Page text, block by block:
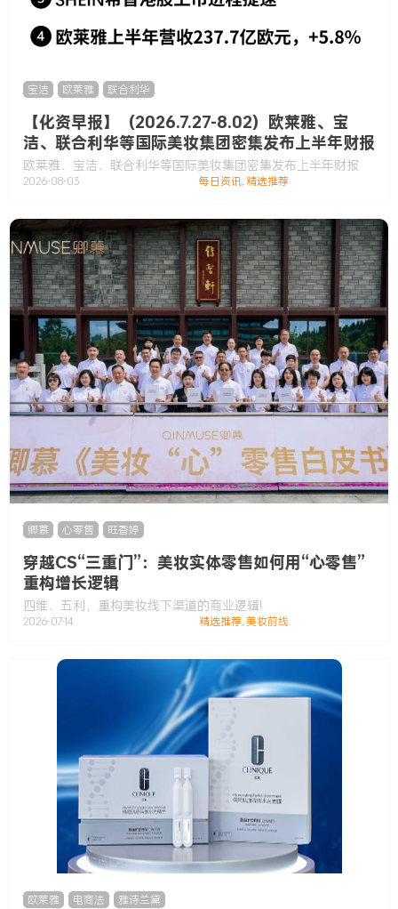
宝洁 欧莱雅 联合利华
【化资早报】（2026.7.27-8.02）欧莱雅、宝
洁、联合利华等国际美妆集团密集发布上半年财报
欧莱雅、宝洁、联合利华等国际美妆集团密集发布上半年财报
2026-08-03 每日资讯,精选推荐
卿慕 心零售 旺香婷
穿越CS“三重门”：美妆实体零售如何用“心零售”
重构增长逻辑
四维、五利，重构美妆线下渠道的商业逻辑!
2026-07-14 精选推荐,美妆前线
欧莱雅 电商法 雅诗兰黛